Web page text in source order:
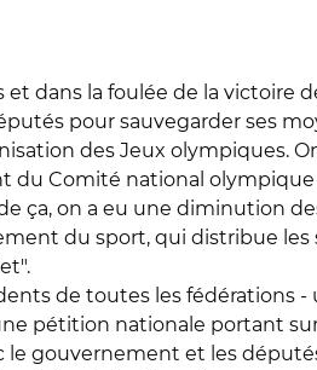
et dans la foulée de la
pour sauvegarder ses
des Jeux olympiques.
du Comité national
ça, on a eu une diminution
du sport, qui distribue
de toutes les fédérations
pétition nationale portant
le gouvernement et les